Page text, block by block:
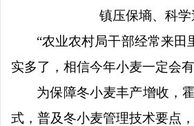
镇压保墒、科
“农业农村局干部经常来
实多了，相信今年小麦一定会
为保障冬小麦丰产增收，
式，普及冬小麦管理技术要点